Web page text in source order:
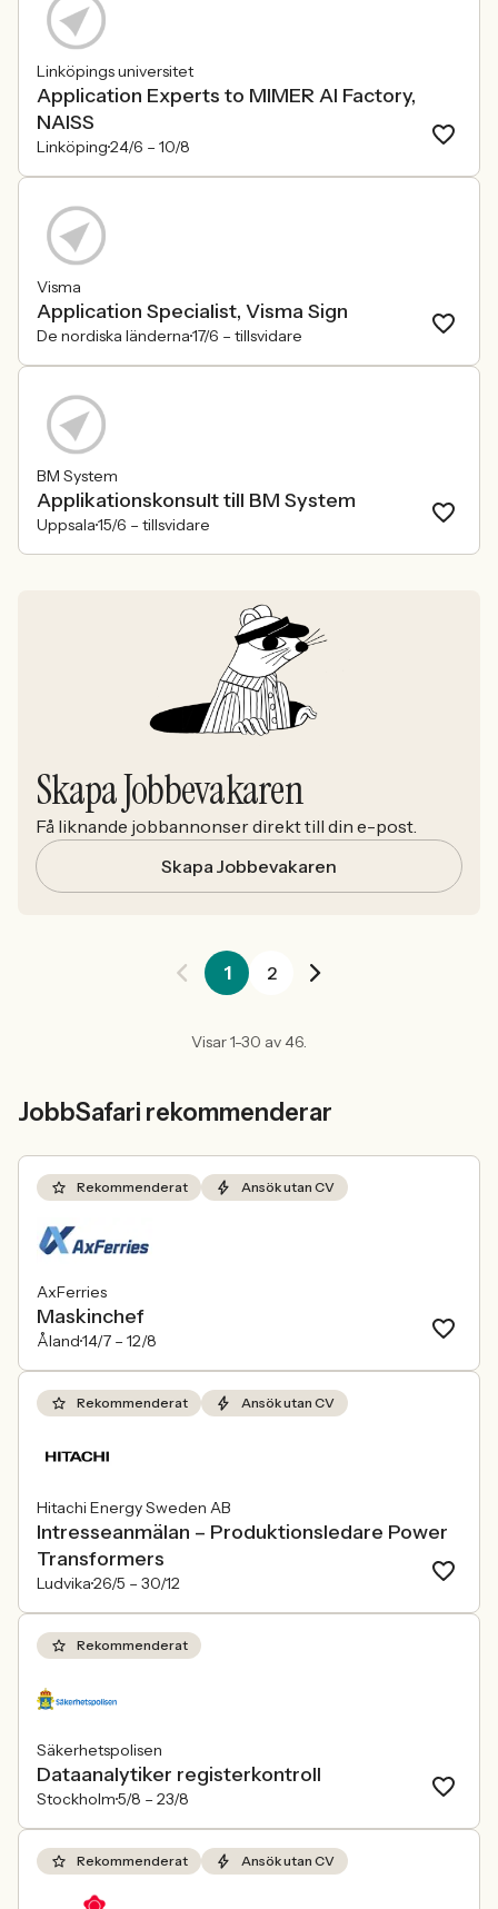
Linköpings universitet
Application Experts to MIMER AI Factory,
NAISS
Linköping24/6 – 10/8
Visma
Application Specialist, Visma Sign
De nordiska länderna17/6 – tillsvidare
BM System
Applikationskonsult till BM System
Uppsala15/6 – tillsvidare
Skapa Jobbevakaren
Få liknande jobbannonser direkt till din e-post.
Skapa Jobbevakaren
1 2
Visar 1-30 av 46.
JobbSafari rekommenderar
Rekommenderat Ansök utan CV
AxFerries
Maskinchef
Åland14/7 – 12/8
Rekommenderat Ansök utan CV
Hitachi Energy Sweden AB
Intresseanmälan – Produktionsledare Power
Transformers
Ludvika26/5 – 30/12
Rekommenderat
Säkerhetspolisen
Dataanalytiker registerkontroll
Stockholm5/8 – 23/8
Rekommenderat Ansök utan CV